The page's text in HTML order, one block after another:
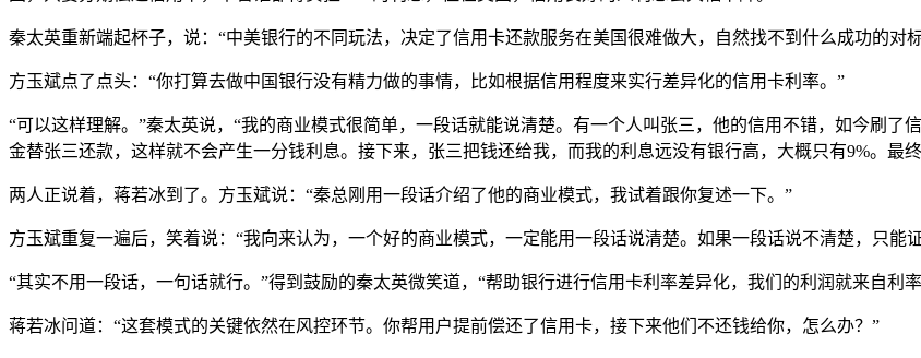
秦太英重新端起杯子，说：“中美银行的不同玩法，决定了信用卡还款服务在美国很难做大，自然找不到什么成功的对
方玉斌点了点头：“你打算去做中国银行没有精力做的事情，比如根据信用程度来实行差异化的信用卡利率。”
“可以这样理解。”秦太英说，“我的商业模式很简单，一段话就能说清楚。有一个人叫张三，他的信用不错，如今刷了
金替张三还款，这样就不会产生一分钱利息。接下来，张三把钱还给我，而我的利息远没有银行高，大概只有9%。最
两人正说着，蒋若冰到了。方玉斌说：“秦总刚用一段话介绍了他的商业模式，我试着跟你复述一下。”
方玉斌重复一遍后，笑着说：“我向来认为，一个好的商业模式，一定能用一段话说清楚。如果一段话说不清楚，只能
“其实不用一段话，一句话就行。”得到鼓励的秦太英微笑道，“帮助银行进行信用卡利率差异化，我们的利润就来自利
蒋若冰问道：“这套模式的关键依然在风控环节。你帮用户提前偿还了信用卡，接下来他们不还钱给你，怎么办？”